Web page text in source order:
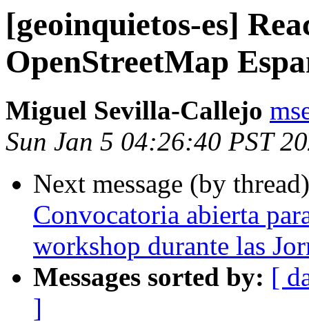
[geoinquietos-es]
OpenStreetMap
Miguel Sevilla-Callejo
Sun Jan 5 04:26:40 PST
Next message (by
Convocatoria abierta
workshop durante las
Messages sorted by: [
]